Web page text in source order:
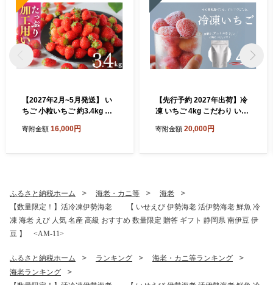
【2027年2月~5月発送】 い
ちご 小粒いちご 約3.4kg 恋
ちご 大容量 加工用 イチゴ st
ゼント 贈物 贈答 ケーキ ふる
さと納税 ふるさと納税苺 い
ちご 静岡県 南伊豆町 みなみ
のいちご園 <AA-29>
寄附金額 16,000円
【先行予約 2027年出荷】冷
凍 いちご 4kg こだわり いち
rawberry 苺 新鮮 朝摘み 朝
ム ふるさと納税 ふるさと納
税苺 いちご 静岡県 南伊豆町
みなみのいちご園 <AA-28
>
寄附金額 20,000円
ふるさと納税ホーム 海老・カニ等
海老
【数量限定！】活冷凍伊勢海老 【 いせえび 伊勢海老 活伊勢海老 鮮魚 冷
凍 海老 えび 人気 名産 高級 おすすめ 数量限定 贈答 ギフト 静岡県 南伊豆 伊
豆 】 <AM-11>
ふるさと納税ホーム ランキング
海老・カニ等ランキング
海老ランキング